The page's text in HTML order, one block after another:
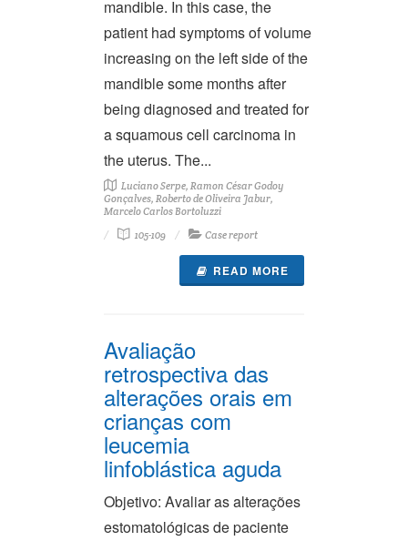
mandible. In this case, the
patient had symptoms of volume
increasing on the left side of the
mandible some months after
being diagnosed and treated for
a squamous cell carcinoma in
the uterus. The...
Luciano Serpe, Ramon César Godoy
Gonçalves, Roberto de Oliveira Jabur,
Marcelo Carlos Bortoluzzi
105-109
Case report
READ MORE
Avaliação
retrospectiva das
alterações orais em
crianças com
leucemia
linfoblástica aguda
Objetivo: Avaliar as alterações
estomatológicas de paciente